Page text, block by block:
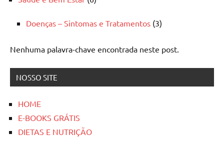
Doenças – Sintomas e Tratamentos (3)
Nenhuma palavra-chave encontrada neste post.
NOSSO SITE
HOME
E-BOOKS GRÁTIS
DIETAS E NUTRIÇÃO